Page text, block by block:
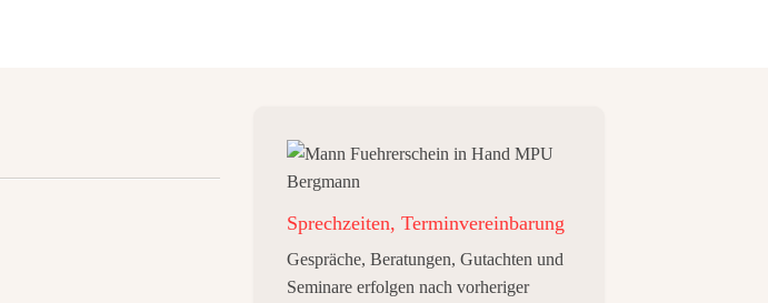
Sprechzeiten, Terminvereinbarung
Gespräche, Beratungen, Gutachten und
Seminare erfolgen nach vorheriger